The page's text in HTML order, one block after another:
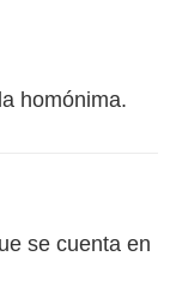
homónima.
se cuenta en